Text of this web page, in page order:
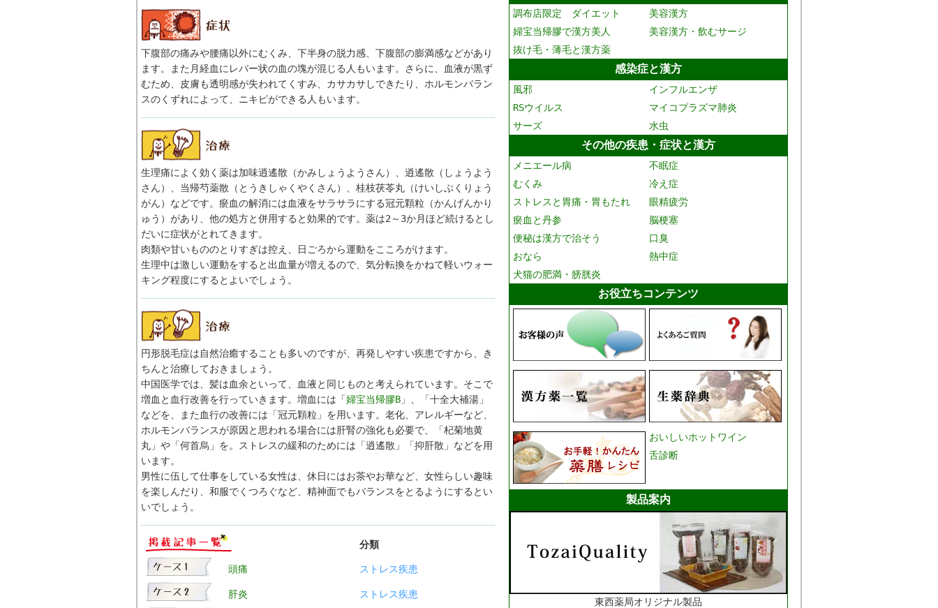
下腹部の痛みや腰痛以外にむくみ、下半身の脱力感、下腹部の膨満感などがあり
ます。また月経血にレバー状の血の塊が混じる人もいます。さらに、血液が黒ず
むため、皮膚も透明感が失われてくすみ、カサカサしできたり、ホルモンバラン
スのくずれによって、ニキピができる人もいます。
生理痛によく効く薬は加味逍遙散（かみしょうようさん）、逍遙散（しょうよう
さん）、当帰芍薬散（とうきしゃくやくさん）、桂枝茯苓丸（けいしぶくりょう
がん）などです。瘀血の解消には血液をサラサラにする冠元顆粒（かんげんかり
ゅう）があり、他の処方と併用すると効果的です。薬は2～3か月ほど続けるとし
だいに症状がとれてきます。
肉類や甘いもののとりすぎは控え、日ごろから運動をこころがけます。
生理中は激しい運動をすると出血量が増えるので、気分転換をかねて軽いウォー
キング程度にするとよいでしょう。
円形脱毛症は自然治癒することも多いのですが、再発しやすい疾患ですから、き
ちんと治療しておきましょう。
中国医学では、髪は血余といって、血液と同じものと考えられています。そこで
増血と血行改善を行っていきます。増血には「婦宝当帰膠B 」、「十全大補湯」
などを、また血行の改善には「冠元顆粒」を用います。老化、アレルギーなど、
ホルモンバランスが原因と思われる場合には肝腎の強化も必要で、「杞菊地黄
丸」や「何首烏」を。ストレスの緩和のためには「逍遙散」「抑肝散」などを用
います。
男性に伍して仕事をしている女性は、休日にはお茶やお華など、女性らしい趣味
を楽しんだり、和服でくつろぐなど、精神面でもバランスをとるようにするとい
いでしょう。
分類
頭痛 ストレス疾患
肝炎 ストレス疾患
調布店限定 ダイエット
美容漢方
婦宝当帰膠で漢方美人
美容漢方・飲むサージ
抜け毛・薄毛と漢方薬
感染症と漢方
風邪
インフルエンザ
RSウイルス
マイコプラズマ肺炎
サーズ
水虫
その他の疾患・症状と漢方
メニエール病
不眠症
むくみ
冷え症
ストレスと胃痛・胃もたれ
眼精疲労
瘀血と丹参
脳梗塞
便秘は漢方で治そう
口臭
おなら
熱中症
犬猫の肥満・膀胱炎
お役立ちコンテンツ
おいしいホットワイン
舌診断
製品案内
東西薬局オリジナル製品